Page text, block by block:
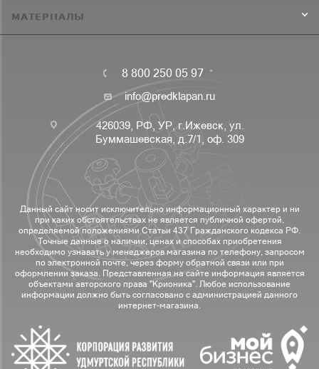
МАТЕРИАЛЫ
8 800 250 05 97
info@predklapan.ru
426039, РФ, УР, г.Ижевск, ул.
Буммашевская, д.7/1, оф. 309
Данный сайт носит исключительно информационный характер и ни
при каких обстоятельствах не является публичной офертой,
определяемой положениями Статьи 437 Гражданского кодекса РФ.
Точные данные о наличии, ценах и способах приобретения
необходимо узнавать у менеджеров магазина по телефону, запросом
по электронной почте, через форму обратной связи или при
оформлении заказа. Представленная на сайте информация является
объектами авторского права "Крионика". Любое использование
информации должно быть согласовано с администрацией данного
интернет-магазина.